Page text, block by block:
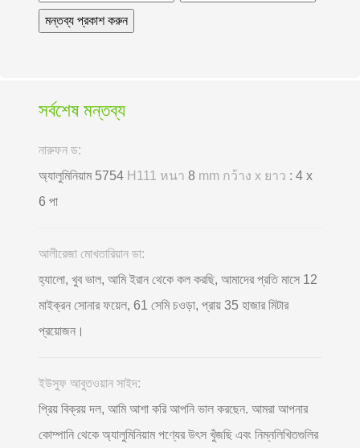
সর্বশেষ মন্তব্য
নারুফন ড:
অ্যালুমিনিয়াম 5754 H111 หนา 8 mm กว้าง x ยาว : 4 x
6 পা
আলীরেজা মোখতারিয়ান ডা:
হ্যালো, খুব ভাল, আমি ইরান থেকে কল করছি, আমাদের প্রতি মাসে 12
মাইক্রন সোনার ফয়েল, 61 সেমি চওড়া, প্রায় 35 হাজার মিটার
প্রয়োজন।
ইউসুফ আবুতওয়ান সাইদ:
প্রিয় বিক্রয় দল, আমি আশা করি আপনি ভাল করছেন. আমরা আপনার
কোম্পানি থেকে অ্যালুমিনিয়াম পণ্যের উৎস খুঁজছি এবং নিম্নলিখিতগুলির